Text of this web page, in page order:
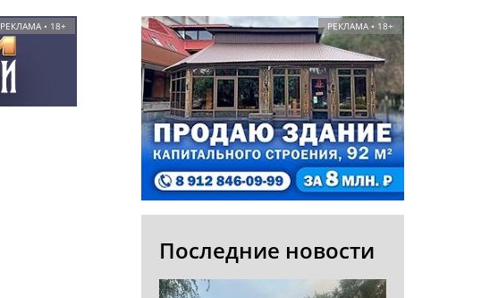
РЕКЛАМА • 18+ РЕКЛАМА • 18+
Последние новости